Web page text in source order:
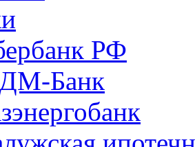
РФ
Банк